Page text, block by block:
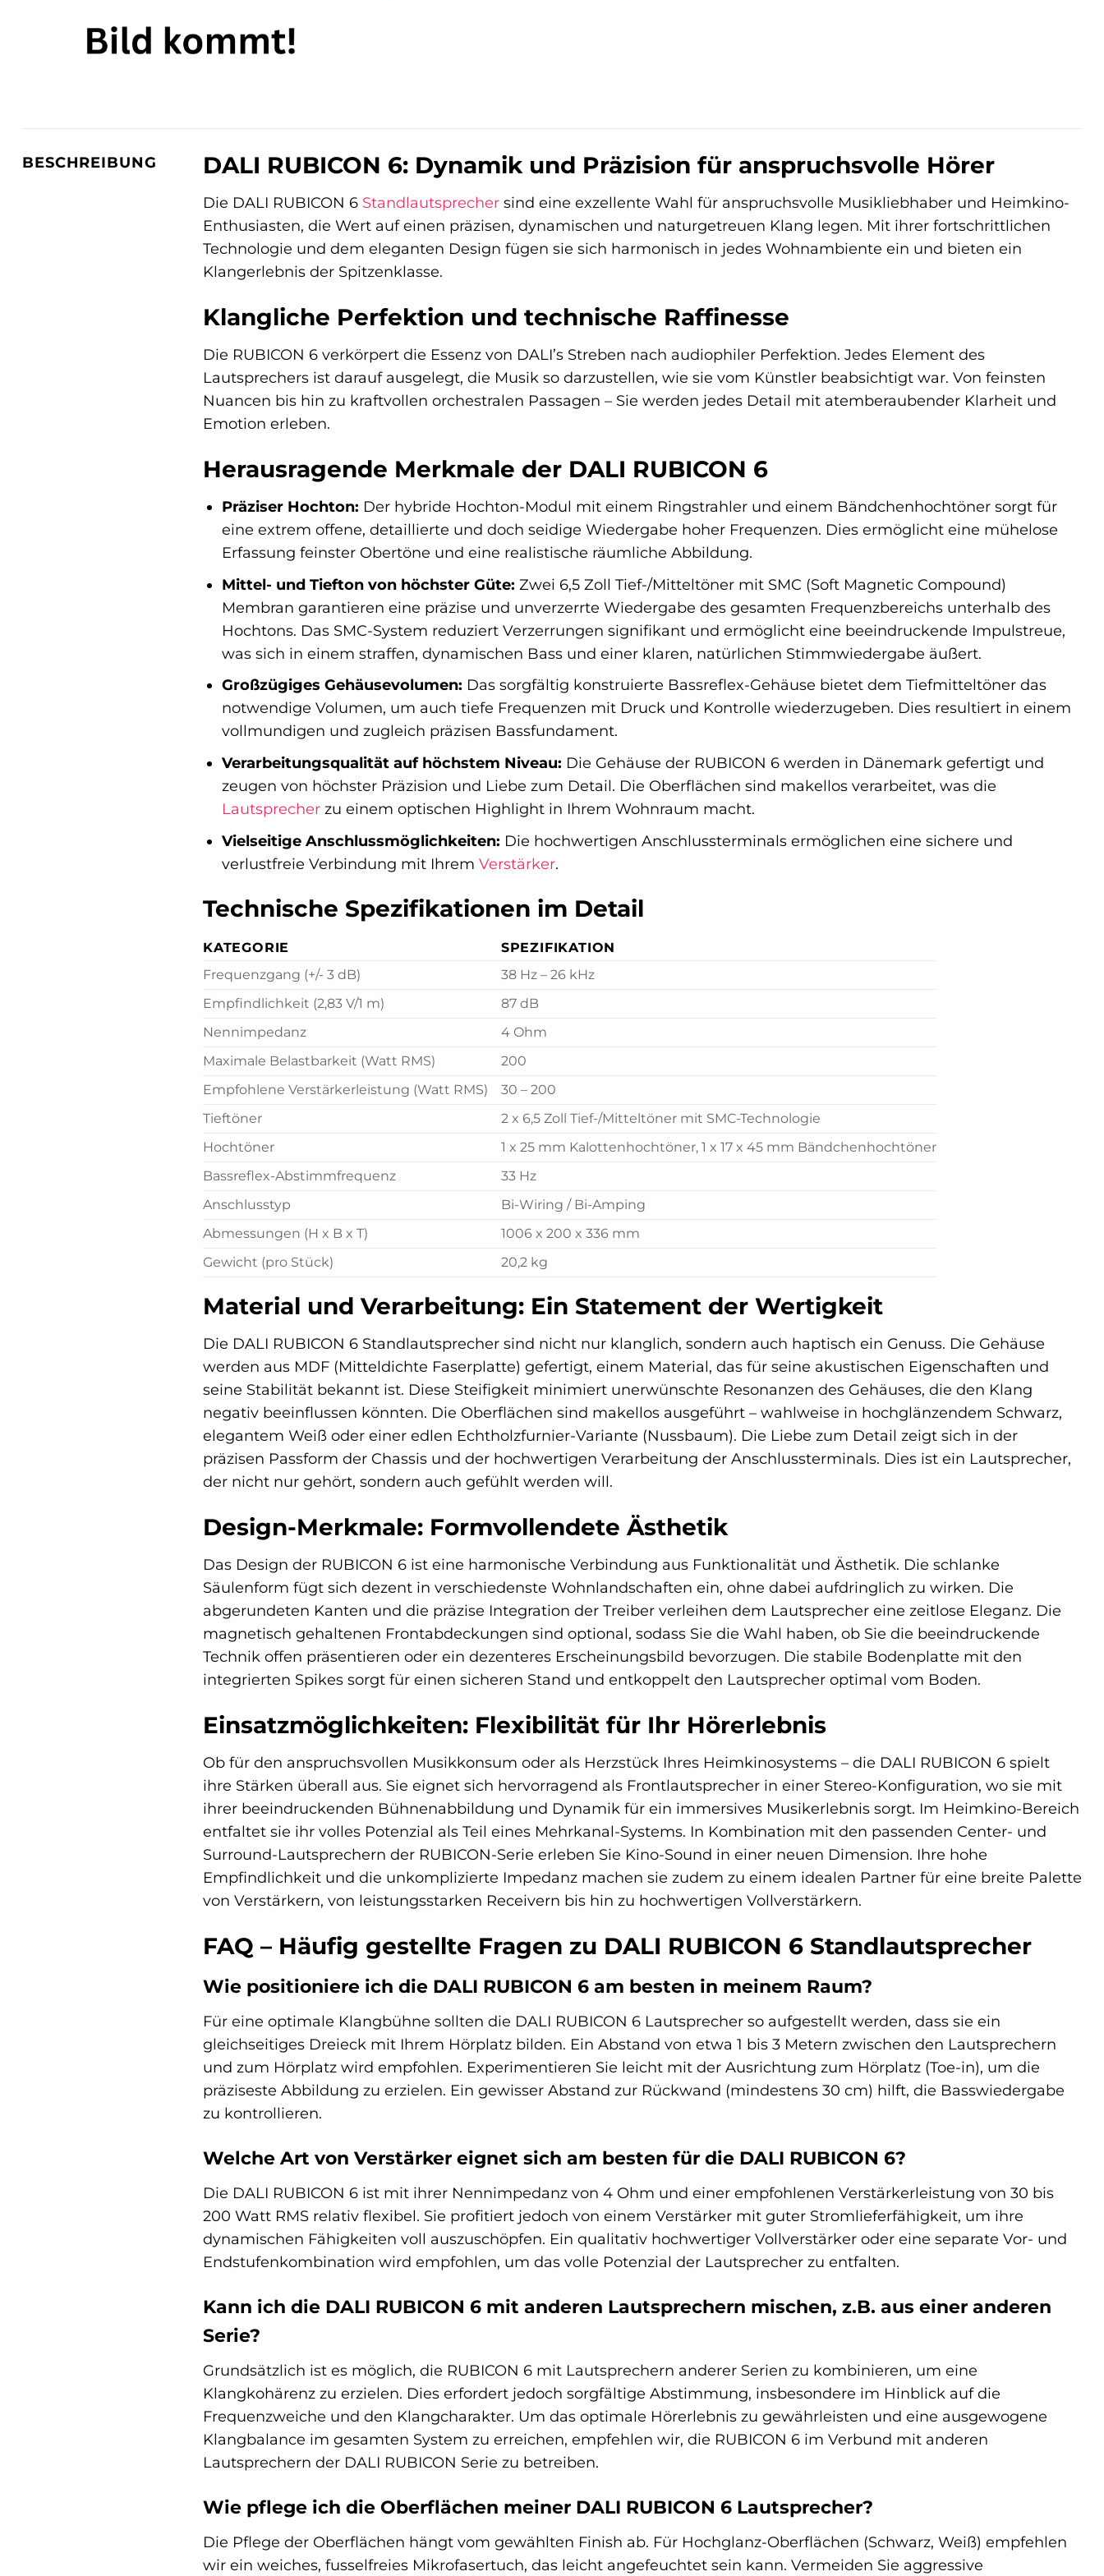
BESCHREIBUNG DALI RUBICON 6: Dynamik und Präzision für anspruchsvolle Hörer
Die DALI RUBICON 6 Standlautsprecher sind eine exzellente Wahl für anspruchsvolle Musikliebhaber und Heimkino-
Enthusiasten, die Wert auf einen präzisen, dynamischen und naturgetreuen Klang legen. Mit ihrer fortschrittlichen
Technologie und dem eleganten Design fügen sie sich harmonisch in jedes Wohnambiente ein und bieten ein
Klangerlebnis der Spitzenklasse.
Klangliche Perfektion und technische Raffinesse
Die RUBICON 6 verkörpert die Essenz von DALI’s Streben nach audiophiler Perfektion. Jedes Element des
Lautsprechers ist darauf ausgelegt, die Musik so darzustellen, wie sie vom Künstler beabsichtigt war. Von feinsten
Nuancen bis hin zu kraftvollen orchestralen Passagen – Sie werden jedes Detail mit atemberaubender Klarheit und
Emotion erleben.
Herausragende Merkmale der DALI RUBICON 6
Präziser Hochton: Der hybride Hochton-Modul mit einem Ringstrahler und einem Bändchenhochtöner sorgt für
eine extrem offene, detaillierte und doch seidige Wiedergabe hoher Frequenzen. Dies ermöglicht eine mühelose
Erfassung feinster Obertöne und eine realistische räumliche Abbildung.
Mittel- und Tiefton von höchster Güte: Zwei 6,5 Zoll Tief-/Mitteltöner mit SMC (Soft Magnetic Compound)
Membran garantieren eine präzise und unverzerrte Wiedergabe des gesamten Frequenzbereichs unterhalb des
Hochtons. Das SMC-System reduziert Verzerrungen signifikant und ermöglicht eine beeindruckende Impulstreue,
was sich in einem straffen, dynamischen Bass und einer klaren, natürlichen Stimmwiedergabe äußert.
Großzügiges Gehäusevolumen: Das sorgfältig konstruierte Bassreflex-Gehäuse bietet dem Tiefmitteltöner das
notwendige Volumen, um auch tiefe Frequenzen mit Druck und Kontrolle wiederzugeben. Dies resultiert in einem
vollmundigen und zugleich präzisen Bassfundament.
Verarbeitungsqualität auf höchstem Niveau: Die Gehäuse der RUBICON 6 werden in Dänemark gefertigt und
zeugen von höchster Präzision und Liebe zum Detail. Die Oberflächen sind makellos verarbeitet, was die
Lautsprecherzu einem optischen Highlight in Ihrem Wohnraum macht.
Vielseitige Anschlussmöglichkeiten: Die hochwertigen Anschlussterminals ermöglichen eine sichere und
verlustfreie Verbindung mit Ihrem Verstärker.
Technische Spezifikationen im Detail
KATEGORIE
SPEZIFIKATION
Frequenzgang (+/- 3 dB)
38 Hz – 26 kHz
Empfindlichkeit (2,83 V/1 m)
87 dB
Nennimpedanz
4 Ohm
Maximale Belastbarkeit (Watt RMS)
200
Empfohlene Verstärkerleistung (Watt RMS)
30 – 200
Tieftöner
2 x 6,5 Zoll Tief-/Mitteltöner mit SMC-Technologie
Hochtöner
1 x 25 mm Kalottenhochtöner, 1 x 17 x 45 mm Bändchenhochtöner
Bassreflex-Abstimmfrequenz
33 Hz
Anschlusstyp
Bi-Wiring / Bi-Amping
Abmessungen (H x B x T)
1006 x 200 x 336 mm
Gewicht (pro Stück)
20,2 kg
Material und Verarbeitung: Ein Statement der Wertigkeit
Die DALI RUBICON 6 Standlautsprecher sind nicht nur klanglich, sondern auch haptisch ein Genuss. Die Gehäuse
werden aus MDF (Mitteldichte Faserplatte) gefertigt, einem Material, das für seine akustischen Eigenschaften und
seine Stabilität bekannt ist. Diese Steifigkeit minimiert unerwünschte Resonanzen des Gehäuses, die den Klang
negativ beeinflussen könnten. Die Oberflächen sind makellos ausgeführt – wahlweise in hochglänzendem Schwarz,
elegantem Weiß oder einer edlen Echtholzfurnier-Variante (Nussbaum). Die Liebe zum Detail zeigt sich in der
präzisen Passform der Chassis und der hochwertigen Verarbeitung der Anschlussterminals. Dies ist ein Lautsprecher,
der nicht nur gehört, sondern auch gefühlt werden will.
Design-Merkmale: Formvollendete Ästhetik
Das Design der RUBICON 6 ist eine harmonische Verbindung aus Funktionalität und Ästhetik. Die schlanke
Säulenform fügt sich dezent in verschiedenste Wohnlandschaften ein, ohne dabei aufdringlich zu wirken. Die
abgerundeten Kanten und die präzise Integration der Treiber verleihen dem Lautsprecher eine zeitlose Eleganz. Die
magnetisch gehaltenen Frontabdeckungen sind optional, sodass Sie die Wahl haben, ob Sie die beeindruckende
Technik offen präsentieren oder ein dezenteres Erscheinungsbild bevorzugen. Die stabile Bodenplatte mit den
integrierten Spikes sorgt für einen sicheren Stand und entkoppelt den Lautsprecher optimal vom Boden.
Einsatzmöglichkeiten: Flexibilität für Ihr Hörerlebnis
Ob für den anspruchsvollen Musikkonsum oder als Herzstück Ihres Heimkinosystems – die DALI RUBICON 6 spielt
ihre Stärken überall aus. Sie eignet sich hervorragend als Frontlautsprecher in einer Stereo-Konfiguration, wo sie mit
ihrer beeindruckenden Bühnenabbildung und Dynamik für ein immersives Musikerlebnis sorgt. Im Heimkino-Bereich
entfaltet sie ihr volles Potenzial als Teil eines Mehrkanal-Systems. In Kombination mit den passenden Center- und
Surround-Lautsprechern der RUBICON-Serie erleben Sie Kino-Sound in einer neuen Dimension. Ihre hohe
Empfindlichkeit und die unkomplizierte Impedanz machen sie zudem zu einem idealen Partner für eine breite Palette
von Verstärkern, von leistungsstarken Receivern bis hin zu hochwertigen Vollverstärkern.
FAQ – Häufig gestellte Fragen zu DALI RUBICON 6 Standlautsprecher
Wie positioniere ich die DALI RUBICON 6 am besten in meinem Raum?
Für eine optimale Klangbühne sollten die DALI RUBICON 6 Lautsprecher so aufgestellt werden, dass sie ein
gleichseitiges Dreieck mit Ihrem Hörplatz bilden. Ein Abstand von etwa 1 bis 3 Metern zwischen den Lautsprechern
und zum Hörplatz wird empfohlen. Experimentieren Sie leicht mit der Ausrichtung zum Hörplatz (Toe-in), um die
präziseste Abbildung zu erzielen. Ein gewisser Abstand zur Rückwand (mindestens 30 cm) hilft, die Basswiedergabe
zu kontrollieren.
Welche Art von Verstärker eignet sich am besten für die DALI RUBICON 6?
Die DALI RUBICON 6 ist mit ihrer Nennimpedanz von 4 Ohm und einer empfohlenen Verstärkerleistung von 30 bis
200 Watt RMS relativ flexibel. Sie profitiert jedoch von einem Verstärker mit guter Stromlieferfähigkeit, um ihre
dynamischen Fähigkeiten voll auszuschöpfen. Ein qualitativ hochwertiger Vollverstärker oder eine separate Vor- und
Endstufenkombination wird empfohlen, um das volle Potenzial der Lautsprecher zu entfalten.
Kann ich die DALI RUBICON 6 mit anderen Lautsprechern mischen, z.B. aus einer anderen
Serie?
Grundsätzlich ist es möglich, die RUBICON 6 mit Lautsprechern anderer Serien zu kombinieren, um eine
Klangkohärenz zu erzielen. Dies erfordert jedoch sorgfältige Abstimmung, insbesondere im Hinblick auf die
Frequenzweiche und den Klangcharakter. Um das optimale Hörerlebnis zu gewährleisten und eine ausgewogene
Klangbalance im gesamten System zu erreichen, empfehlen wir, die RUBICON 6 im Verbund mit anderen
Lautsprechern der DALI RUBICON Serie zu betreiben.
Wie pflege ich die Oberflächen meiner DALI RUBICON 6 Lautsprecher?
Die Pflege der Oberflächen hängt vom gewählten Finish ab. Für Hochglanz-Oberflächen (Schwarz, Weiß) empfehlen
wir ein weiches, fusselfreies Mikrofasertuch, das leicht angefeuchtet sein kann. Vermeiden Sie aggressive